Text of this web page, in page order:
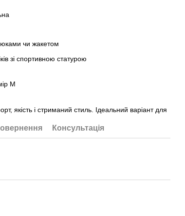
чи жакетом
зі спортивною статурою
М
якість і стриманий стиль. Ідеальний варіант для
Консультація